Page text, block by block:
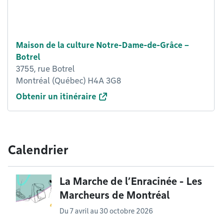
Maison de la culture Notre-Dame-de-Grâce –
Botrel
3755, rue Botrel
Montréal (Québec) H4A 3G8
Obtenir un itinéraire
Calendrier
La Marche de l’Enracinée - Les
Marcheurs de Montréal
Du 7 avrilau 30 octobre 2026